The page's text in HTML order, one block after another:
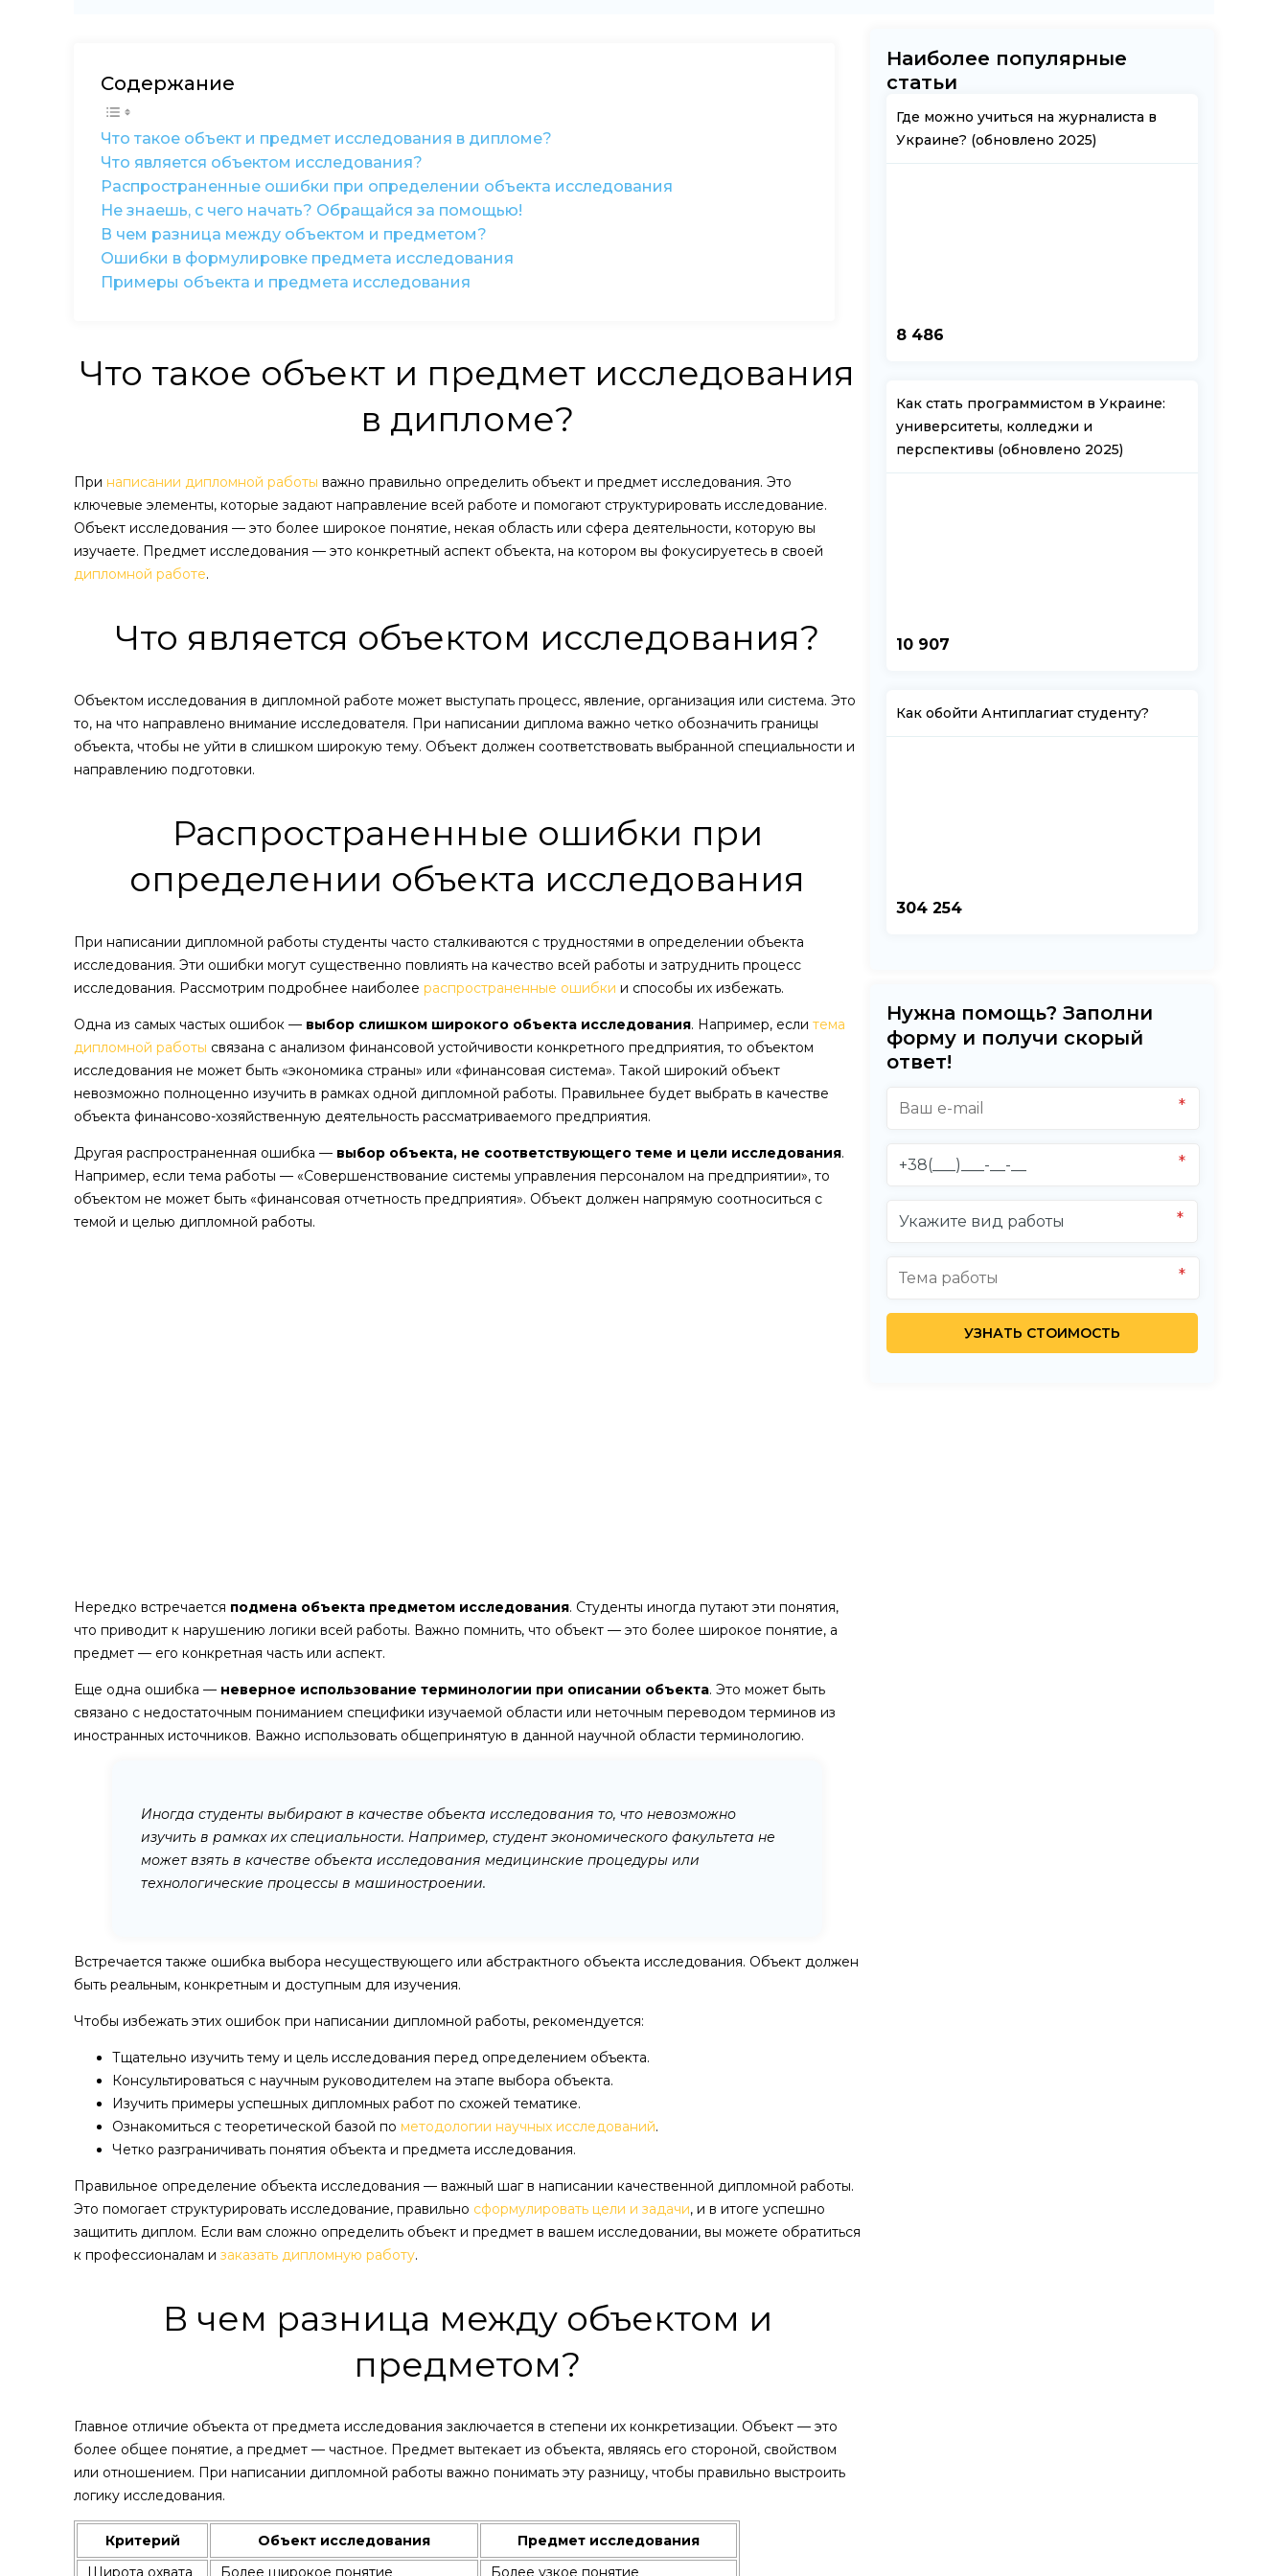
Содержание
Что такое объект и предмет исследования в дипломе?
Что является объектом исследования?
Распространенные ошибки при определении объекта исследования
Не знаешь, с чего начать? Обращайся за помощью!
В чем разница между объектом и предметом?
Ошибки в формулировке предмета исследования
Примеры объекта и предмета исследования
Что такое объект и предмет исследования
в дипломе?
При написании дипломной работы важно правильно определить объект и предмет исследования. Это
ключевые элементы, которые задают направление всей работе и помогают структурировать исследование.
Объект исследования — это более широкое понятие, некая область или сфера деятельности, которую вы
изучаете. Предмет исследования — это конкретный аспект объекта, на котором вы фокусируетесь в своей
дипломной работе.
Что является объектом исследования?
Объектом исследования в дипломной работе может выступать процесс, явление, организация или система. Это
то, на что направлено внимание исследователя. При написании диплома важно четко обозначить границы
объекта, чтобы не уйти в слишком широкую тему. Объект должен соответствовать выбранной специальности и
направлению подготовки.
Распространенные ошибки при
определении объекта исследования
При написании дипломной работы студенты часто сталкиваются с трудностями в определении объекта
исследования. Эти ошибки могут существенно повлиять на качество всей работы и затруднить процесс
исследования. Рассмотрим подробнее наиболее распространенные ошибки и способы их избежать.
Одна из самых частых ошибок — выбор слишком широкого объекта исследования. Например, если тема
дипломной работы связана с анализом финансовой устойчивости конкретного предприятия, то объектом
исследования не может быть «экономика страны» или «финансовая система». Такой широкий объект
невозможно полноценно изучить в рамках одной дипломной работы. Правильнее будет выбрать в качестве
объекта финансово-хозяйственную деятельность рассматриваемого предприятия.
Другая распространенная ошибка — выбор объекта, не соответствующего теме и цели исследования.
Например, если тема работы — «Совершенствование системы управления персоналом на предприятии», то
объектом не может быть «финансовая отчетность предприятия». Объект должен напрямую соотноситься с
темой и целью дипломной работы.
Нередко встречается подмена объекта предметом исследования. Студенты иногда путают эти понятия,
что приводит к нарушению логики всей работы. Важно помнить, что объект — это более широкое понятие, а
предмет — его конкретная часть или аспект.
Еще одна ошибка — неверное использование терминологии при описании объекта. Это может быть
связано с недостаточным пониманием специфики изучаемой области или неточным переводом терминов из
иностранных источников. Важно использовать общепринятую в данной научной области терминологию.
Иногда студенты выбирают в качестве объекта исследования то, что невозможно
изучить в рамках их специальности. Например, студент экономического факультета не
может взять в качестве объекта исследования медицинские процедуры или
технологические процессы в машиностроении.
Встречается также ошибка выбора несуществующего или абстрактного объекта исследования. Объект должен
быть реальным, конкретным и доступным для изучения.
Чтобы избежать этих ошибок при написании дипломной работы, рекомендуется:
Тщательно изучить тему и цель исследования перед определением объекта.
Консультироваться с научным руководителем на этапе выбора объекта.
Изучить примеры успешных дипломных работ по схожей тематике.
Ознакомиться с теоретической базой по методологии научных исследований.
Четко разграничивать понятия объекта и предмета исследования.
Правильное определение объекта исследования — важный шаг в написании качественной дипломной работы.
Это помогает структурировать исследование, правильно сформулировать цели и задачи, и в итоге успешно
защитить диплом. Если вам сложно определить объект и предмет в вашем исследовании, вы можете обратиться
к профессионалам и заказать дипломную работу.
В чем разница между объектом и
предметом?
Главное отличие объекта от предмета исследования заключается в степени их конкретизации. Объект — это
более общее понятие, а предмет — частное. Предмет вытекает из объекта, являясь его стороной, свойством
или отношением. При написании дипломной работы важно понимать эту разницу, чтобы правильно выстроить
логику исследования.
Критерий Объект исследования
Предмет исследования
Широта охвата
Более широкое понятие Более узкое понятие
Наиболее популярные
статьи
Где можно учиться на журналиста в
Украине? (обновлено 2025)
8 486
Как стать программистом в Украине:
университеты, колледжи и
перспективы (обновлено 2025)
10 907
Как обойти Антиплагиат студенту?
304 254
Нужна помощь? Заполни
форму и получи скорый
ответ!